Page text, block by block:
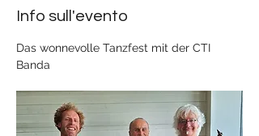
Info sull'evento
Das wonnevolle Tanzfest mit der CTI
Banda